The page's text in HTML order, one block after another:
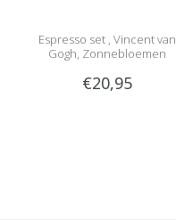
Espresso set , Vincent van
Gogh, Zonnebloemen
€20,95